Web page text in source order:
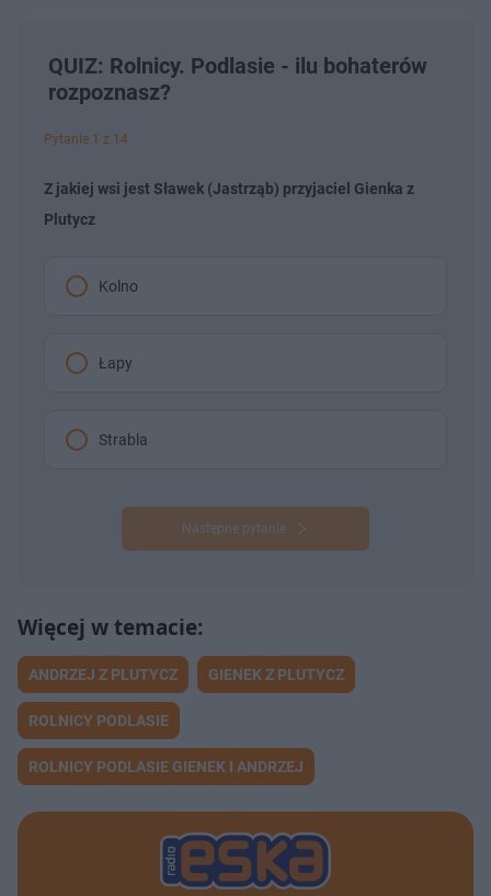
QUIZ: Rolnicy. Podlasie - ilu bohaterów
rozpoznasz?
Pytanie 1 z 14
Z jakiej wsi jest Sławek (Jastrząb) przyjaciel Gienka z
Plutycz
Kolno
Łapy
Strabla
Następne pytanie
ANDRZEJ Z PLUTYCZ GIENEK Z PLUTYCZ
ROLNICY PODLASIE
ROLNICY PODLASIE GIENEK I ANDRZEJ